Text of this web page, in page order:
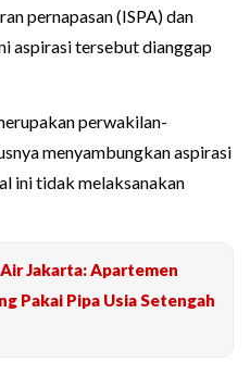
pernapasan (ISPA) dan
aspirasi tersebut dianggap
perwakilan-
menyambungkan aspirasi
ini tidak melaksanakan
Jakarta: Apartemen
Pakai Pipa Usia Setengah